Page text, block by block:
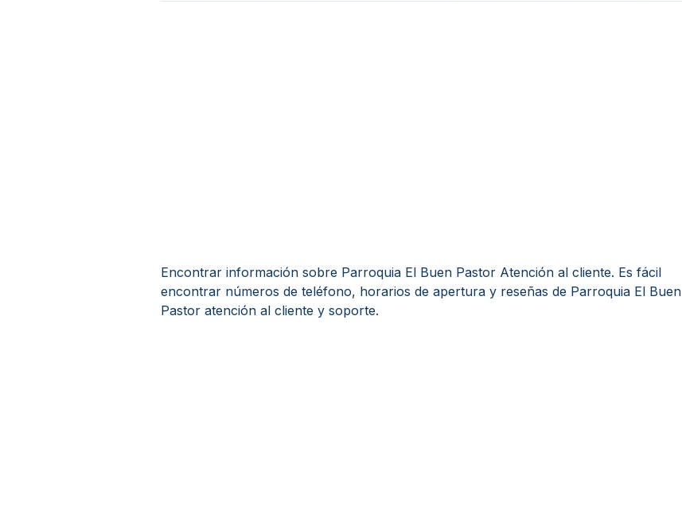
Encontrar información sobre Parroquia El Buen Pastor Atención al cliente. Es fácil
encontrar números de teléfono, horarios de apertura y reseñas de Parroquia El Buen
Pastor atención al cliente y soporte.